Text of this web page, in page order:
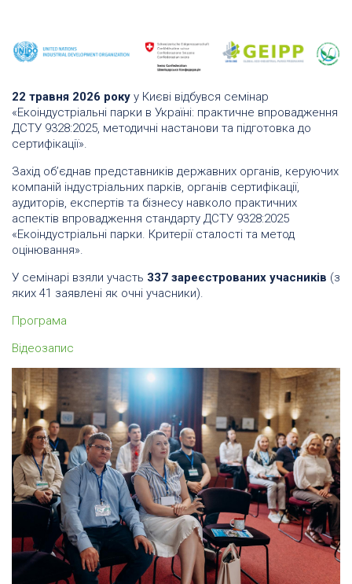
22 травня 2026 року у Києві відбувся семінар
«Екоіндустріальні парки в Україні: практичне впровадження
ДСТУ 9328:2025, методичні настанови та підготовка до
сертифікації».
Захід об’єднав представників державних органів, керуючих
компаній індустріальних парків, органів сертифікації,
аудиторів, експертів та бізнесу навколо практичних
аспектів впровадження стандарту ДСТУ 9328:2025
«Екоіндустріальні парки. Критерії сталості та метод
оцінювання».
У семінарі взяли участь 337 зареєстрованих учасників (з
яких 41 заявлені як очні учасники).
Програма
Відеозапис